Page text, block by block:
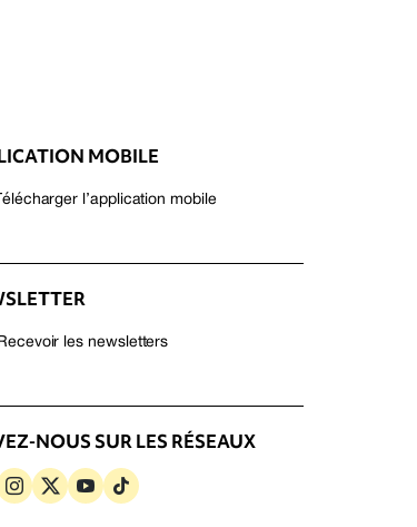
MOBILE
Télécharger l’application mobile
les newsletters
NOUS SUR LES RÉSEAUX